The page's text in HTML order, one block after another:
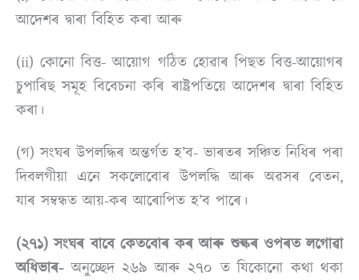
আদেশৰ দ্বাৰা বিহিত কৰা আৰু
(ii) কোনো বিত্ত- আয়োগ গঠিত হোৱাৰ পিছত বিত্ত-আয়োগৰ
চুপাৰিছ সমূহ বিবেচনা কৰি ৰাষ্ট্ৰপতিয়ে আদেশৰ দ্বাৰা বিহিত
কৰা।
(গ) সংঘৰ উপলদ্ধিৰ অন্তৰ্গত হ’ব- ভাৰতৰ সঞ্চিত নিধিৰ পৰা
দিবলগীয়া এনে সকলোবোৰ উপলদ্ধি আৰু অৱসৰ বেতন,
যাৰ সম্বন্ধত আয়-কৰ আৰোপিত হ’ব পাৰে।
(২৭১) সংঘৰ বাবে কেতবোৰ কৰ আৰু শুল্কৰ ওপৰত লগোৱা
অধিভাৰ-অনুচ্ছেদ ২৬৯ আৰু ২৭০ ত যিকোনো কথা থকা